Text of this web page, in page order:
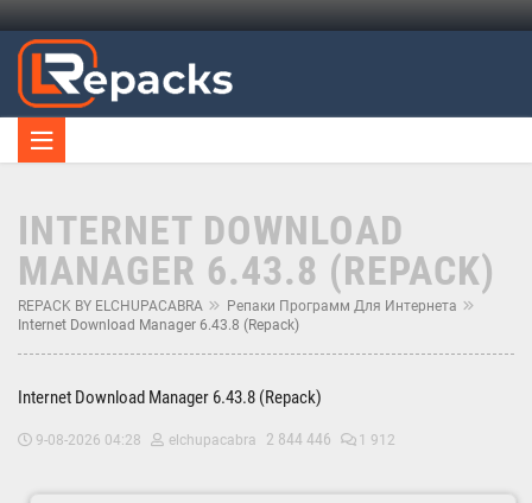
INTERNET DOWNLOAD
MANAGER 6.43.8 (REPACK)
REPACK BY ELCHUPACABRA
Репаки Программ Для Интернета
Internet Download Manager 6.43.8 (Repack)
Internet Download Manager 6.43.8 (Repack)
9-08-2026 04:28 elchupacabra 2 844 446 1 912